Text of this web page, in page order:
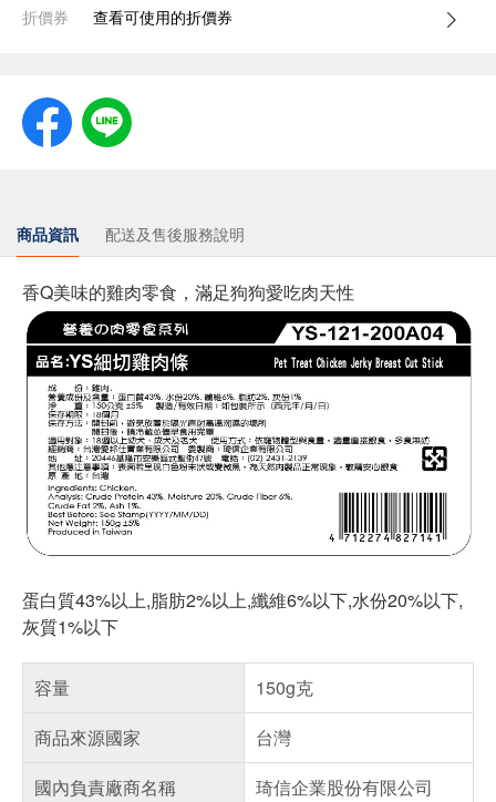
折價券 查看可使用的折價券
商品資訊 配送及售後服務說明
香Q美味的雞肉零食，滿足狗狗愛吃肉天性
蛋白質43%以上,脂肪2%以上,纖維6%以下,水份20%以下,
灰質1%以下
容量
150g克
商品來源國家
台灣
國內負責廠商名稱
琦信企業股份有限公司